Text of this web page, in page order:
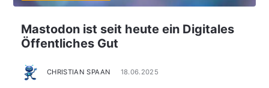
Mastodon ist seit heute ein Digitales
Öffentliches Gut
CHRISTIAN SPAAN 18.06.2025